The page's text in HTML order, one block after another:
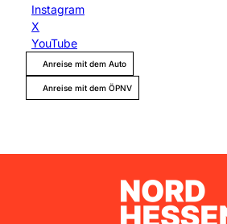
Instagram
X
YouTube
Anreise mit dem Auto
Anreise mit dem ÖPNV